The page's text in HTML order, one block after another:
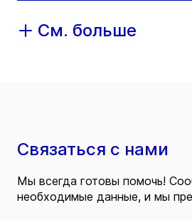
См. больше
Связаться с нами
Мы всегда готовы помочь!
необходимые данные, и мы